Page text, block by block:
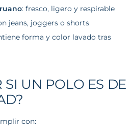
: fresco, ligero y respirable
jeans, joggers o shorts
forma y color lavado tras
SI UN POLO ES DE
con: